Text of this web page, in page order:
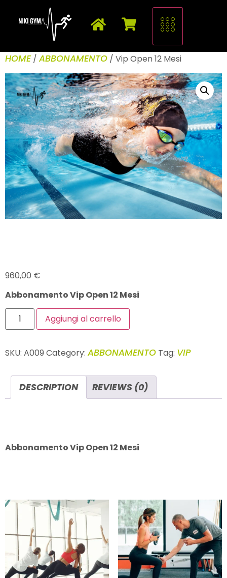
HOME/ ABBONAMENTO / Vip Open 12 Mesi
960,00 €
Abbonamento Vip Open 12 Mesi
Aggiungi al carrello
SKU: A009 Category: ABBONAMENTO Tag: VIP
DESCRIPTION REVIEWS (0)
Abbonamento Vip Open 12 Mesi